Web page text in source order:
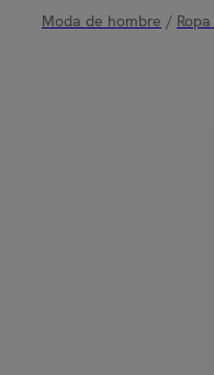
Moda de hombre /